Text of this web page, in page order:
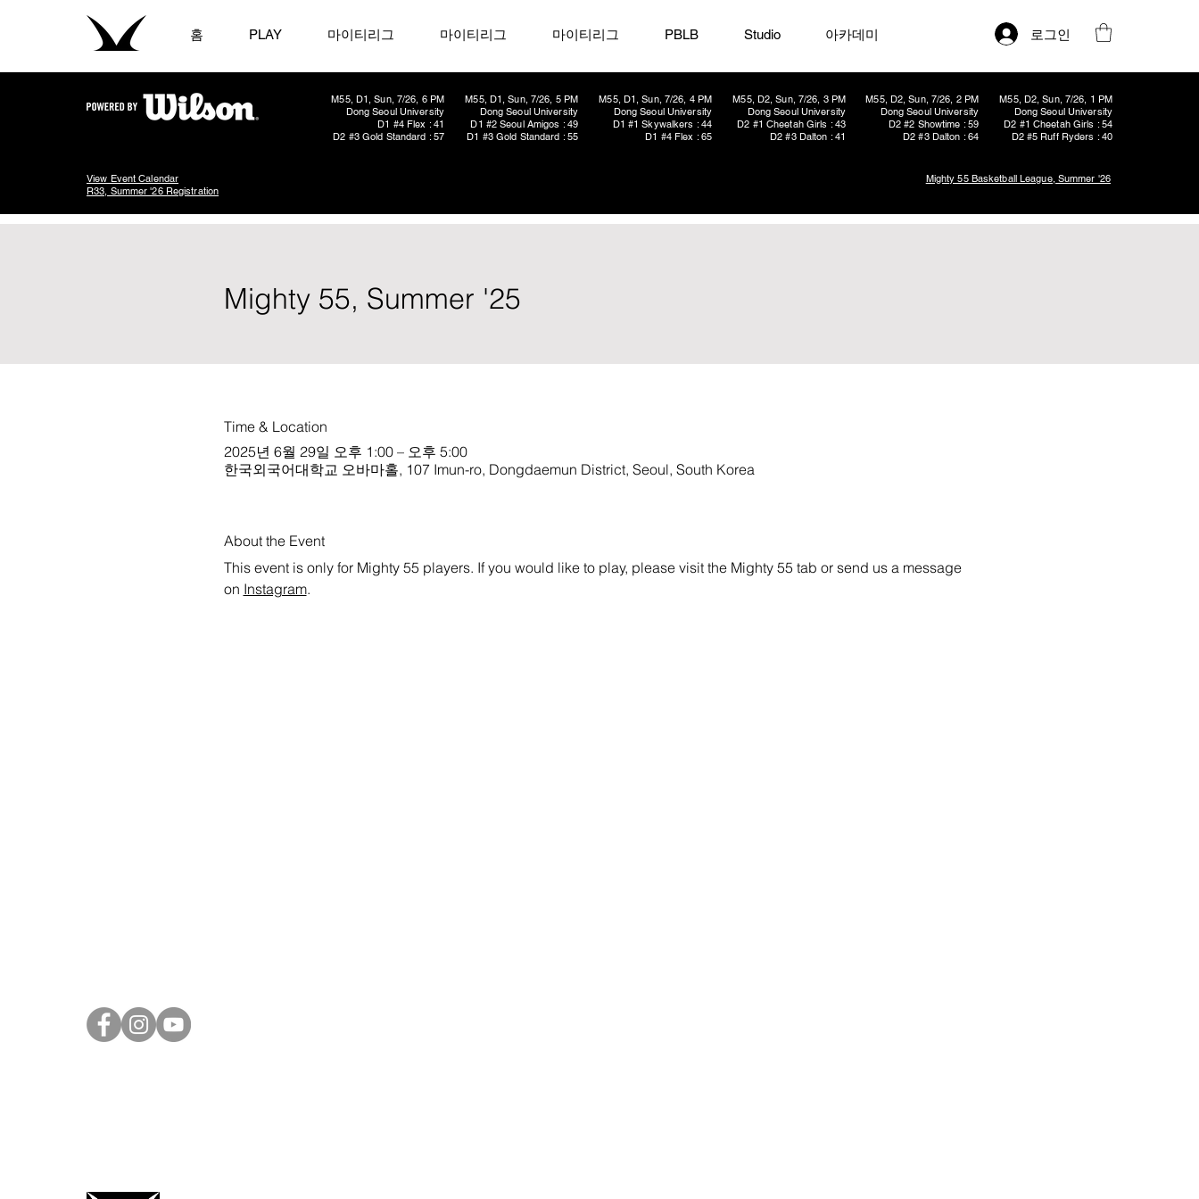
홈 PLAY 마이티리그 마이티리그 마이티리그 PBLB Studio 아카데미 로그인
M55, D1, Sun, 7/26, 6 PM
Dong Seoul University
D1 #4 Flex : 41
D2 #3 Gold Standard : 57
M55, D1, Sun, 7/26, 5 PM
Dong Seoul University
D1 #2 Seoul Amigos : 49
D1 #3 Gold Standard : 55
M55, D1, Sun, 7/26, 4 PM
Dong Seoul University
D1 #1 Skywalkers : 44
D1 #4 Flex : 65
M55, D2, Sun, 7/26, 2 PM
Dong Seoul University
D2 #2 Showtime : 59
D2 #3 Dalton : 64
M55, D2, Sun, 7/26, 3 PM
Dong Seoul University
D2 #1 Cheetah Girls : 43
D2 #3 Dalton : 41
M55, D2, Sun, 7/26, 1 PM
Dong Seoul University
D2 #1 Cheetah Girls : 54
D2 #5 Ruff Ryders : 40
View Event Calendar
R33, Summer '26 Registration
Mighty 55 Basketball League, Summer '26
Mighty 55, Summer '25
Time & Location
2025년 6월 29일 오후 1:00 – 오후 5:00
한국외국어대학교 오바마홀, 107 Imun-ro, Dongdaemun District, Seoul, South Korea
About the Event
This event is only for Mighty 55 players. If you would like to play, please visit the Mighty 55 tab or send us a message
on Instagram.